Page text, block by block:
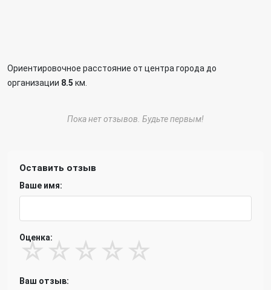
Ориентировочное расстояние от центра города до
организации 8.5 км.
Пока нет отзывов. Будьте первым!
Оставить отзыв
Ваше имя:
Оценка:
☆ ☆ ☆ ☆ ☆
Ваш отзыв: